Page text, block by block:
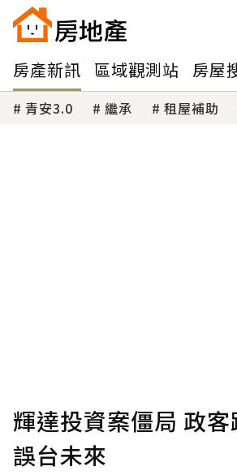
房產新訊 區域觀測站 房屋
青安3.0 繼承 租屋補助
輝達投資案僵局 政
誤台未來